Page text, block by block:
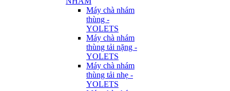
Máy chà nhám
thùng -
YOLETS
Máy chà nhám
thùng tải nặng -
YOLETS
Máy chà nhám
thùng tải nhẹ -
YOLETS